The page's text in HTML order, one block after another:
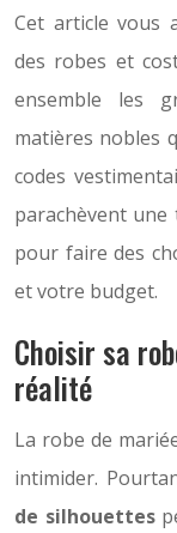
Cet article vous
des robes et
ensemble les
matières nobles
codes
parachèvent une
pour faire des
et votre budget.
Choisir sa
réalité
La robe de
intimider.
de silhouettes